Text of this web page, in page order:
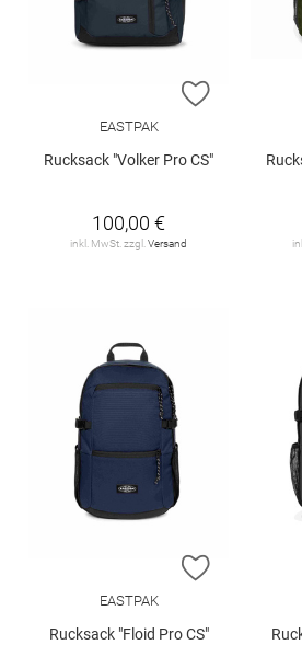
ZUR
EASTPAK
Rucksack "Volker Pro CS"
100,00 €
inkl. MwSt. zzgl. Versand
ZUR
EASTPAK
Rucksack "Floid Pro CS"